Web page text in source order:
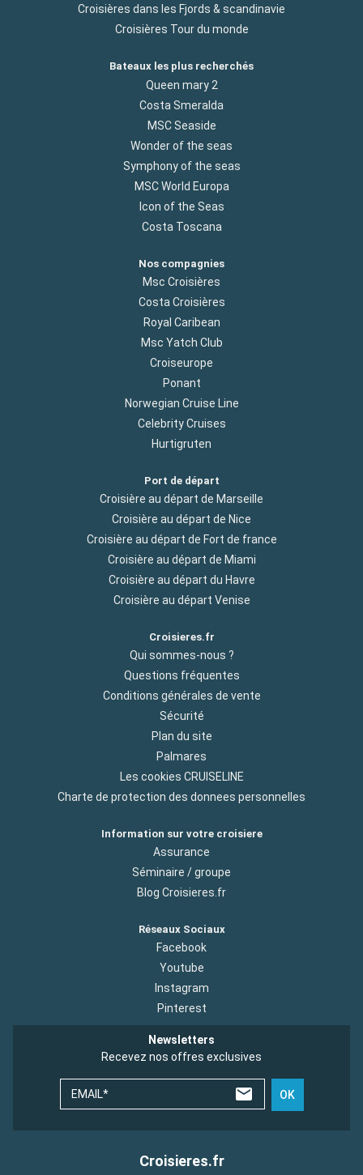
Croisières dans les Fjords & scandinavie
Croisières Tour du monde
Bateaux les plus recherchés
Queen mary 2
Costa Smeralda
MSC Seaside
Wonder of the seas
Symphony of the seas
MSC World Europa
Icon of the Seas
Costa Toscana
Nos compagnies
Msc Croisières
Costa Croisières
Royal Caribean
Msc Yatch Club
Croiseurope
Ponant
Norwegian Cruise Line
Celebrity Cruises
Hurtigruten
Port de départ
Croisière au départ de Marseille
Croisière au départ de Nice
Croisière au départ de Fort de france
Croisière au départ de Miami
Croisière au départ du Havre
Croisière au départ Venise
Croisieres.fr
Qui sommes-nous ?
Questions fréquentes
Conditions générales de vente
Sécurité
Plan du site
Palmares
Les cookies CRUISELINE
Charte de protection des donnees personnelles
Information sur votre croisiere
Assurance
Séminaire / groupe
Blog Croisieres.fr
Réseaux Sociaux
Facebook
Youtube
Instagram
Pinterest
Newsletters
Recevez nos offres exclusives
EMAIL* OK
Croisieres.fr